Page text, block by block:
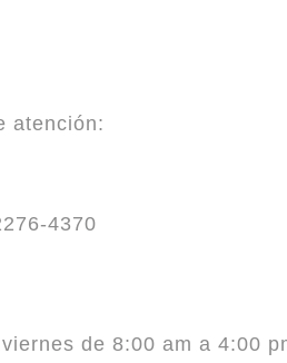
atención:
4370
de 8:00 am a 4:00